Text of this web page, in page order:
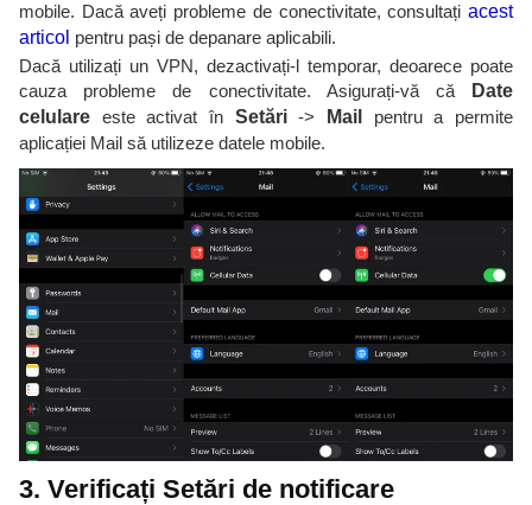
mobile. Dacă aveți probleme de conectivitate, consultați acest
articol pentru pași de depanare aplicabili.
Dacă utilizați un VPN, dezactivați-l temporar, deoarece poate
cauza probleme de conectivitate. Asigurați-vă că
Date
celulare este activat în Setări-> Mail
pentru a permite
aplicației Mail să utilizeze datele mobile.
3. Verificați Setări de notificare